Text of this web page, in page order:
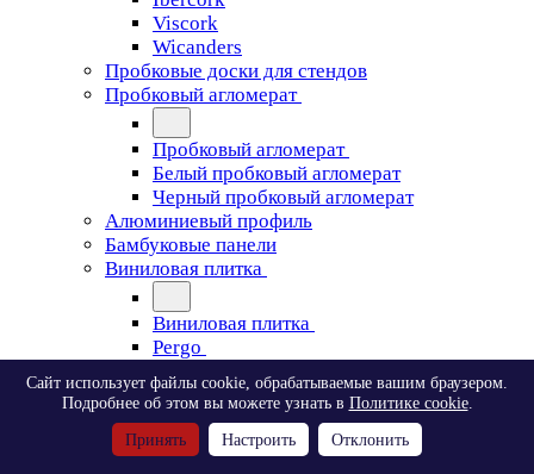
Viscork
Wicanders
Пробковые доски для стендов
Пробковый агломерат
Пробковый агломерат
Белый пробковый агломерат
Черный пробковый агломерат
Алюминиевый профиль
Бамбуковые панели
Виниловая плитка
Виниловая плитка
Pergo
Pergo
Classic Plank Optimum Glue
Modern Plank Optimum Glue
Сайт использует файлы cookie, обрабатываемые вашим браузером.
Подробнее об этом вы можете узнать в Политике cookie.
Принять Настроить Отклонить